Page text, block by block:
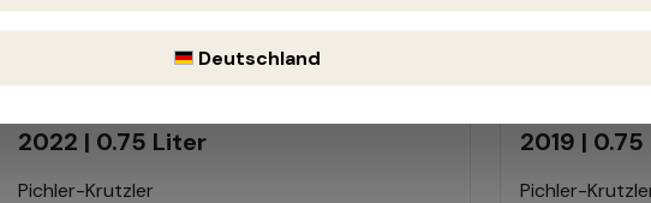
Grüner Veltliner Ried Wunderburg
2022 | 0.75 Liter
Pichler-Krutzler
Grüner
2019 |
Pichler-
Deutschland